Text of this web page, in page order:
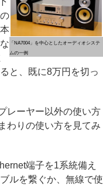
「NA7004」を中心としたオーディオシステ
ムの一例
と、既に8万円を切っ
レーヤー以外の使い方
わりの使い方を見てみ
端子を1系統備え
ルを繋ぐか、無線で使